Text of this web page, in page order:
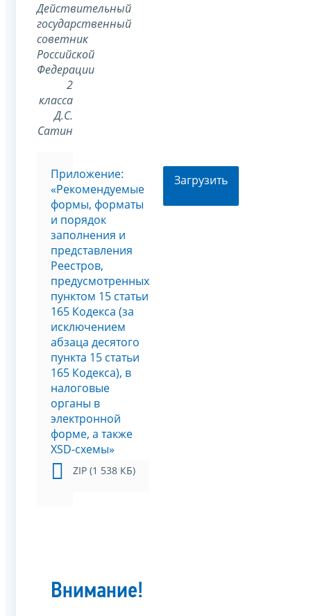
Действительный
государственный
советник
Российской
Федерации
2
класса
Д.С.
Сатин
Приложение:
«Рекомендуемые
формы, форматы
и порядок
заполнения и
представления
Реестров,
предусмотренных
пунктом 15 статьи
165 Кодекса (за
исключением
абзаца десятого
пункта 15 статьи
165 Кодекса), в
налоговые
органы в
электронной
форме, а также
XSD-схемы»
ZIP (1 538 КБ)
Загрузить
Внимание!